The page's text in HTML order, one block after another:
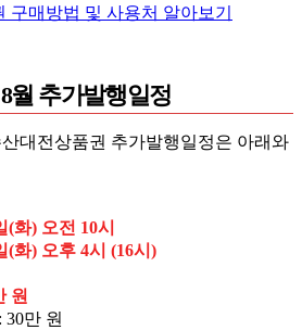
구매방법 및 사용처 알아보기
월 추가발행일정
대전상품권 추가발행일정은 아래와
(화) 오전 10시
(화) 오후 4시 (16시)
원
: 30만 원